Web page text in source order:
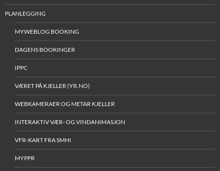
PLANLEGGING
MYWEBLOG BOOKING
DAGENS BOOKINGER
IPPC
VÆRET PÅ KJELLER (YR.NO)
WEBKAMERAER OG METAR KJELLER
INTERAKTIV VÆR- OG VINDANIMASJON
VFR-KART FRA SMHI
MYPPR